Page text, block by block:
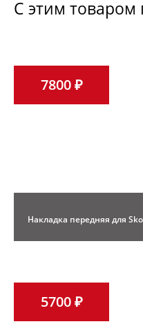
С этим товаром
7800 ₽
Накладка передняя для
5700 ₽